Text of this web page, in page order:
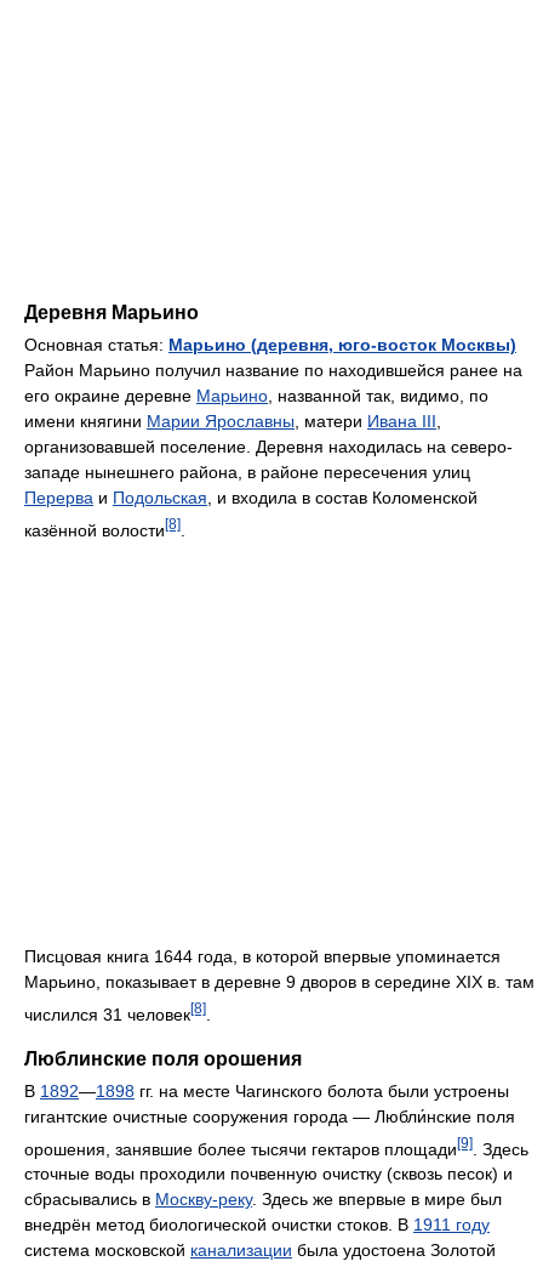
Деревня Марьино
Основная статья: Марьино (деревня, юго-восток Москвы)
Район Марьино получил название по находившейся ранее на
его окраине деревне Марьино, названной так, видимо, по
имени княгини Марии Ярославны, матери Ивана III,
организовавшей поселение. Деревня находилась на северо-
западе нынешнего района, в районе пересечения улиц
Перерва и Подольская, и входила в состав Коломенской
казённой волости [8]
Писцовая книга 1644 года, в которой впервые упоминается
Марьино, показывает в деревне 9 дворов в середине XIX в. там
числился 31 человек[8]
Люблинские поля орошения
В 1892—1898 гг. на месте Чагинского болота были устроены
гигантские очистные сооружения города — Любли́нские поля
орошения, занявшие более тысячи гектаров площади[9]
. Здесь
сточные воды проходили почвенную очистку (сквозь песок) и
сбрасывались в Москву-реку. Здесь же впервые в мире был
внедрён метод биологической очистки стоков. В 1911 году
система московской канализации была удостоена Золотой